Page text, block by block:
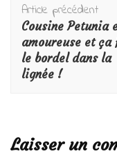
d'article
Article précédent
Cousine Petunia
amoureuse et ça
le bordel dans la
lignée !
Laisser un